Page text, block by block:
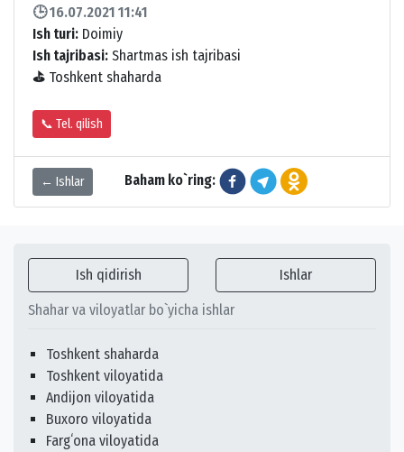
🕒 16.07.2021 11:41
Ish turi: Doimiy
Ish tajribasi: Shartmas ish tajribasi
⛳ Toshkent shaharda
📞 Tel. qilish
← Ishlar Baham ko`ring:
Ish qidirish Ishlar
Shahar va viloyatlar bo`yicha ishlar
Toshkent shaharda
Toshkent viloyatida
Andijon viloyatida
Buxoro viloyatida
Fargʻona viloyatida